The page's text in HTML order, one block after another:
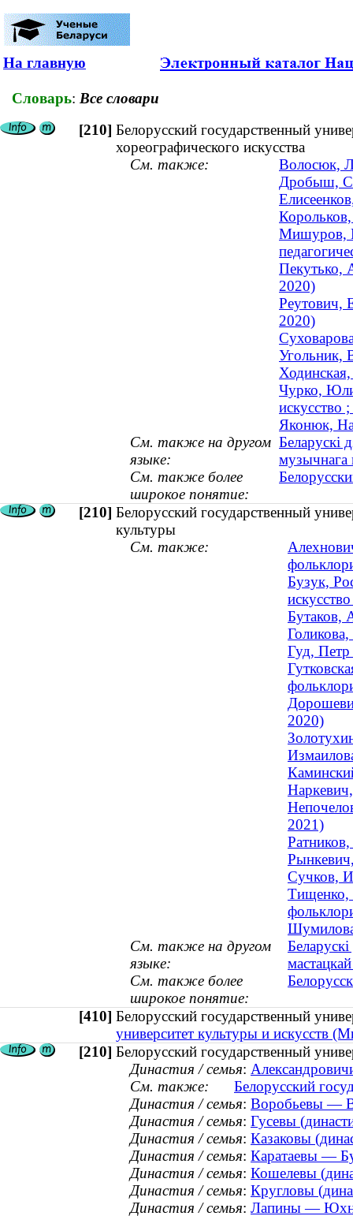
На главную
Словарь: Все словари
[210] Белорусский государственный
хореографического искусства
См. также:
Волосюк,
Дробыш,
Мишуров,
Пекутько,
2020)
Реутович,
2020)
Угольник,
Чурко,
искусство
Яконюк,
См. также на другом
языке:
Беларускі
музычнага
См. также более
широкое понятие:
[210] Белорусский государственный
культуры
См. также:
Бузук,
Бутаков,
Гуд,
2020)
2021)
Сучков,
Тищенко,
См. также на другом
языке:
См. также более
широкое понятие:
[410] Белорусский государственный
университет культуры и искусств
[210] Белорусский государственный
Династия / семья:
См. также:
Белорусский
Династия / семья: Воробьевы —
Династия / семья: Гусевы
Династия / семья: Казаковы
Династия / семья: Каратаевы —
Династия / семья: Кошелевы
Династия / семья: Кругловы
Династия / семья: Лапины —